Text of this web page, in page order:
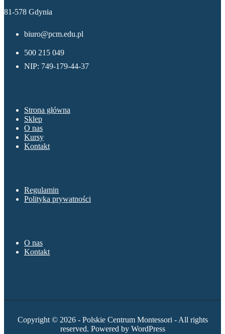
81-578 Gdynia
biuro@pcm.edu.pl
500 215 049
NIP: 749-179-44-37
Strona główna
Sklep
O nas
Kursy
Kontakt
Regulamin
Polityka prywatności
O nas
Kontakt
Copyright © 2026 - Polskie Centrum Montessori - All rights
reserved. Powered by WordPress